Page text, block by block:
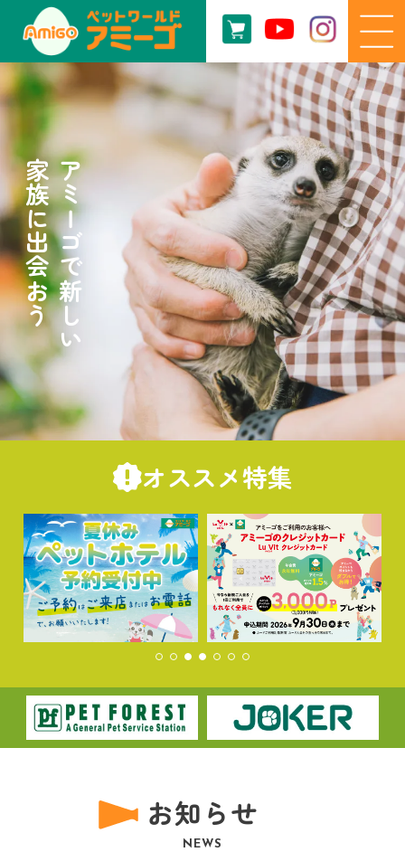
アミーゴで新しい
家族に出会おう
オススメ特集
お知らせ
NEWS